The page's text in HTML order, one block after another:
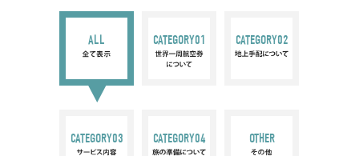
ALL CATEGORY01 CATEGORY02
CATEGORY03 CATEGORY04 OTHER